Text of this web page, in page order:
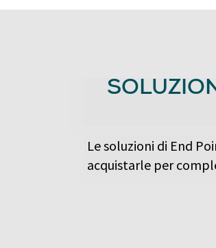
Le soluzioni di End
acquistarle per